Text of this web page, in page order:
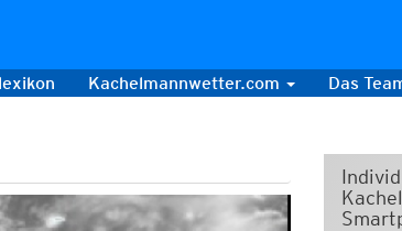
Kachelmannwetter.com Das